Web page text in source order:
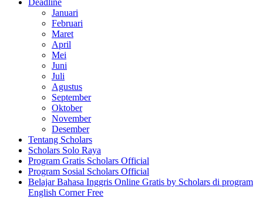
Deadline
Januari
Februari
Maret
April
Mei
Juni
Juli
Agustus
September
Oktober
November
Desember
Tentang Scholars
Scholars Solo Raya
Program Gratis Scholars Official
Program Sosial Scholars Official
Belajar Bahasa Inggris Online Gratis by Scholars di program
English Corner Free